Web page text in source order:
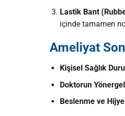
Lastik Bant
içinde tamamen
Ameliyat
Kişisel Sağlık
Doktorun
Beslenme ve